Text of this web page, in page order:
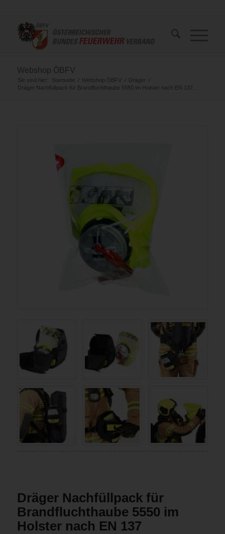
Webshop ÖBFV
Sie sind hier: Startseite / Webshop ÖBFV / Dräger
/
Dräger Nachfüllpack für Brandfluchthaube 5550 im Holster nach EN 137...
Dräger Nachfüllpack für
Brandfluchthaube 5550 im
Holster nach EN 137